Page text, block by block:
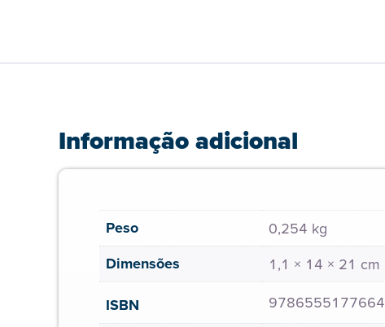
Informação adicional
Peso 0,254 kg
Dimensões 1,1 × 14 × 21 cm
ISBN 9786555177664